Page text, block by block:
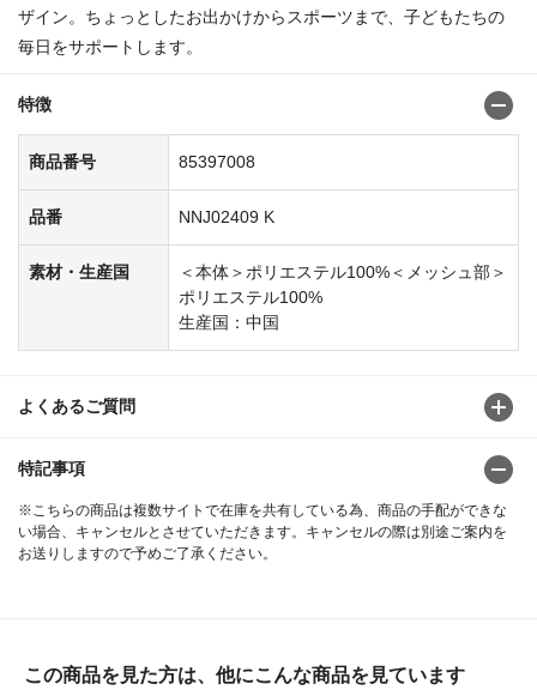
ザイン。ちょっとしたお出かけからスポーツまで、子どもたちの
毎日をサポートします。
特徴
商品番号 85397008
品番 NNJ02409 K
素材・生産国
＜本体＞ポリエステル100%＜メッシュ部＞
ポリエステル100%
生産国：中国
よくあるご質問
特記事項
※こちらの商品は複数サイトで在庫を共有している為、商品の手配ができな
い場合、キャンセルとさせていただきます。キャンセルの際は別途ご案内を
お送りしますので予めご了承ください。
この商品を見た方は、他にこんな商品を見ています